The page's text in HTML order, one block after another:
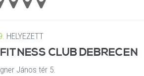
HELYEZETT
CLUB DEBRECEN
János tér 5.